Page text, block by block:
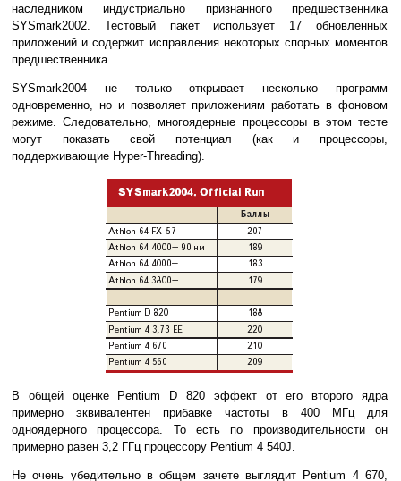
наследником индустриально признанного предшественника
SYSmark2002. Тестовый пакет использует 17 обновленных
приложений и содержит исправления некоторых спорных моментов
предшественника.
SYSmark2004 не только открывает несколько программ
одновременно, но и позволяет приложениям работать в фоновом
режиме. Следовательно, многоядерные процессоры в этом тесте
могут показать свой потенциал (как и процессоры,
поддерживающие Hyper-Threading).
В общей оценке Pentium D 820 эффект от его второго ядра
примерно эквивалентен прибавке частоты в 400 МГц для
одноядерного процессора. То есть по производительности он
примерно равен 3,2 ГГц процессору Pentium 4 540J.
Не очень убедительно в общем зачете выглядит Pentium 4 670,